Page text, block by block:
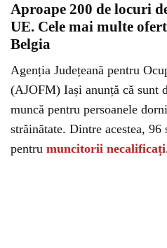
Aproape 200 de locuri
UE. Cele mai multe
Belgia
Agenția Județeană pentru
(AJOFM) Iași anunță că sunt
muncă pentru persoanele
străinătate. Dintre acestea,
pentru muncitorii necalificați